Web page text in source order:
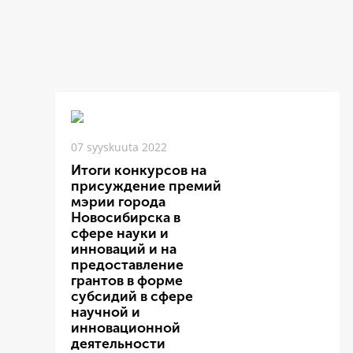
07 syyskuuta 2022
Итоги конкурсов на
присуждение премий
мэрии города
Новосибирска в
сфере науки и
инноваций и на
предоставление
грантов в форме
субсидий в сфере
научной и
инновационной
деятельности